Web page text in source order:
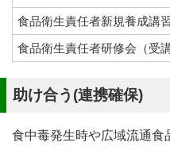
食品衛生責任者新規養成講
食品衛生責任者研修会（受講
助け合う(連携確保)
食中毒発生時や広域流通